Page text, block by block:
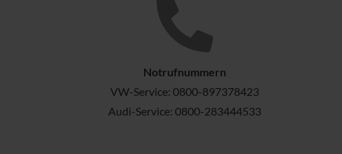
Notrufnummern
VW-Service: 0800-897378423
Audi-Service: 0800-283444533